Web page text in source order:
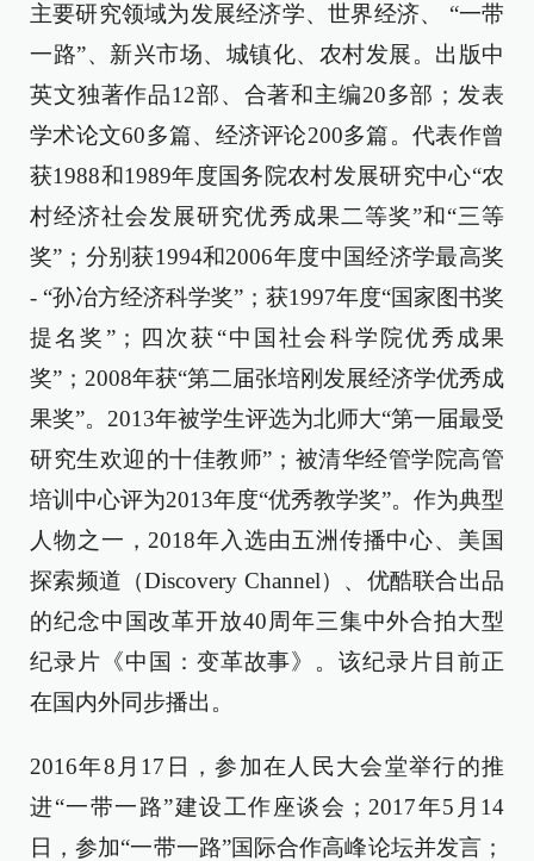
主要研究领域为发展经济学、世界经济、 “一带
一路”、新兴市场、城镇化、农村发展。出版中
英文独著作品12部、合著和主编20多部；发表
学术论文60多篇、经济评论200多篇。代表作曾
获1988和1989年度国务院农村发展研究中心“农
村经济社会发展研究优秀成果二等奖”和“三等
奖”；分别获1994和2006年度中国经济学最高奖
- “孙冶方经济科学奖”；获1997年度“国家图书奖
提名奖”；四次获“中国社会科学院优秀成果
奖”；2008年获“第二届张培刚发展经济学优秀成
果奖”。2013年被学生评选为北师大“第一届最受
研究生欢迎的十佳教师”；被清华经管学院高管
培训中心评为2013年度“优秀教学奖”。作为典型
人物之一，2018年入选由五洲传播中心、美国
探索频道（Discovery Channel）、优酷联合出品
的纪念中国改革开放40周年三集中外合拍大型
纪录片《中国：变革故事》。该纪录片目前正
在国内外同步播出。
2016年8月17日，参加在人民大会堂举行的推
进“一带一路”建设工作座谈会；2017年5月14
日，参加“一带一路”国际合作高峰论坛并发言；